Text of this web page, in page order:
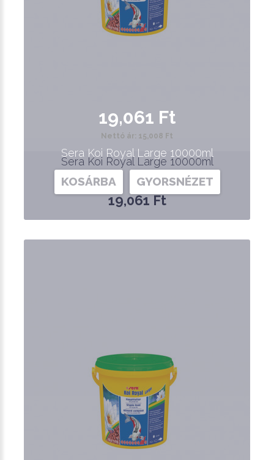
Sera Koi Royal Large 10000ml
19,061 Ft
19,061 Ft
Nettó ár: 15,008 Ft
Sera Koi Royal Large 10000ml
KOSÁRBA GYORSNÉZET